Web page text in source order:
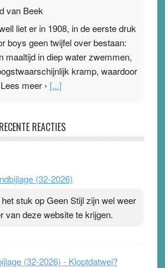
van Beek
liet er in 1908, in de eerste druk
boys geen twijfel over bestaan:
maaltijd in diep water zwemmen,
kramp, waardoor
meer › [...]
van Beek
ermee hun hartslag te verlagen
opnemen. Daarop heeft zo’n
waard zijn. Door…Lees meer
topspsort ›[...]
RECENTE REACTIES
(32-2026)
stuk op Geen Stijl zijn wel weer
van deze website te krijgen.
(32-2026) - Kloptdatwel?